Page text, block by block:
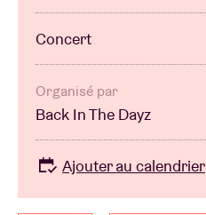
Concert
Organisé par
Back In The Dayz
Ajouter au calendrier